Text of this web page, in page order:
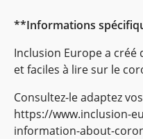
**Informations
Inclusion Europe a
et faciles à lire sur le
Consultez-le adaptez
https://www.inclusion-
information-about-